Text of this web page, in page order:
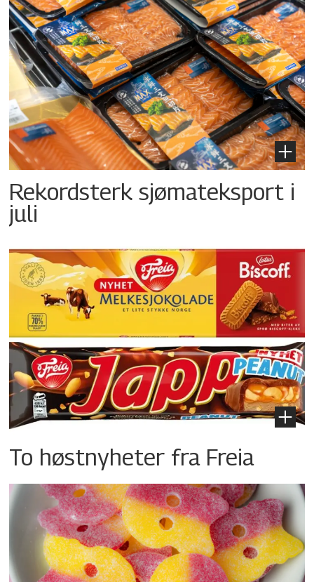
Rekordsterk sjømateksport i
juli
To høstnyheter fra Freia